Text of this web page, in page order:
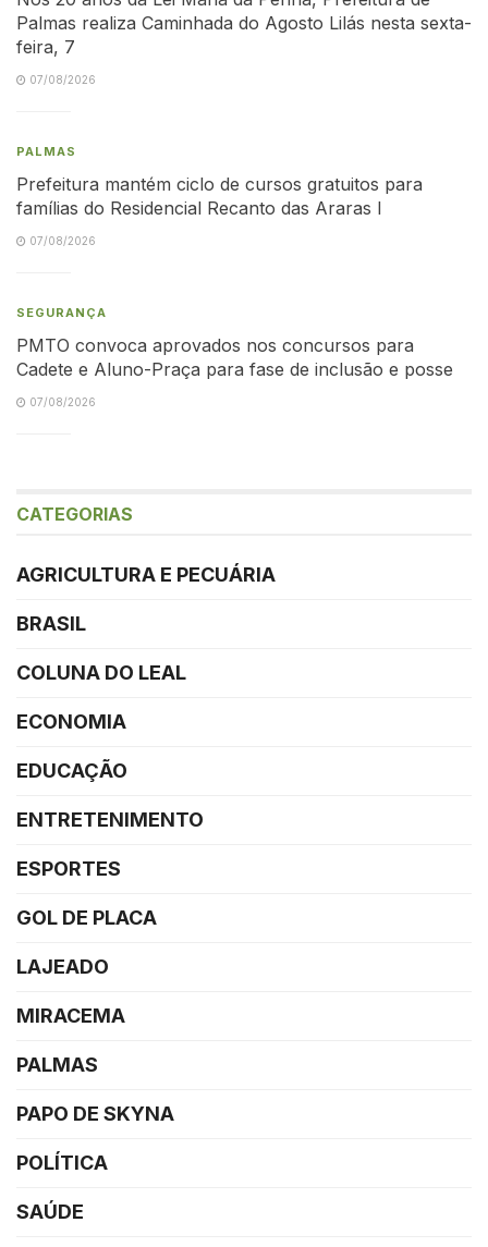
Palmas realiza Caminhada do Agosto Lilás nesta sexta-
feira, 7
07/08/2026
PALMAS
Prefeitura mantém ciclo de cursos gratuitos para
famílias do Residencial Recanto das Araras I
07/08/2026
SEGURANÇA
PMTO convoca aprovados nos concursos para
Cadete e Aluno-Praça para fase de inclusão e posse
07/08/2026
CATEGORIAS
AGRICULTURA E PECUÁRIA
BRASIL
COLUNA DO LEAL
ECONOMIA
EDUCAÇÃO
ENTRETENIMENTO
ESPORTES
GOL DE PLACA
LAJEADO
MIRACEMA
PALMAS
PAPO DE SKYNA
POLÍTICA
SAÚDE